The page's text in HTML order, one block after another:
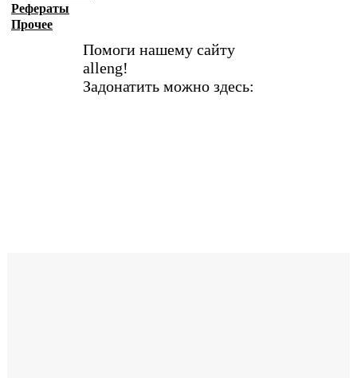
Рефераты
Прочее
Помоги нашему сайту
alleng!
Задонатить можно здесь: